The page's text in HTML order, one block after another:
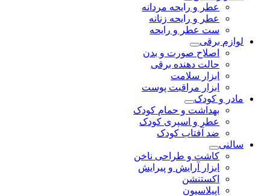
عطر و رایحه مردانه
عطر و رایحه زنانه
ست عطر و رایحه
لوازم برقی
اصلاح صورت و بدن
حالت دهنده برقی
ابزار سلامت
ابزار مراقبت پوست
مادر و کودک
بهداشت و حمام کودک
عطر و اسپری کودک
ضد آفتاب کودک
سالنی
کاشت و طراحی ناخن
ابزار آرایش و پیرایش
اکستنشن
اپیلاسیون